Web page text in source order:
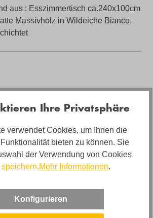
aus : Esszimmertisch ca.240x100cm
Massivholz in Wildeiche Bianco,
WK852
Ihre Privatsphäre
verwendet Cookies, um Ihnen die
bieten zu können. Sie
der Verwendung von Cookies
speichern.Mehr Informationen.
Konfigurieren